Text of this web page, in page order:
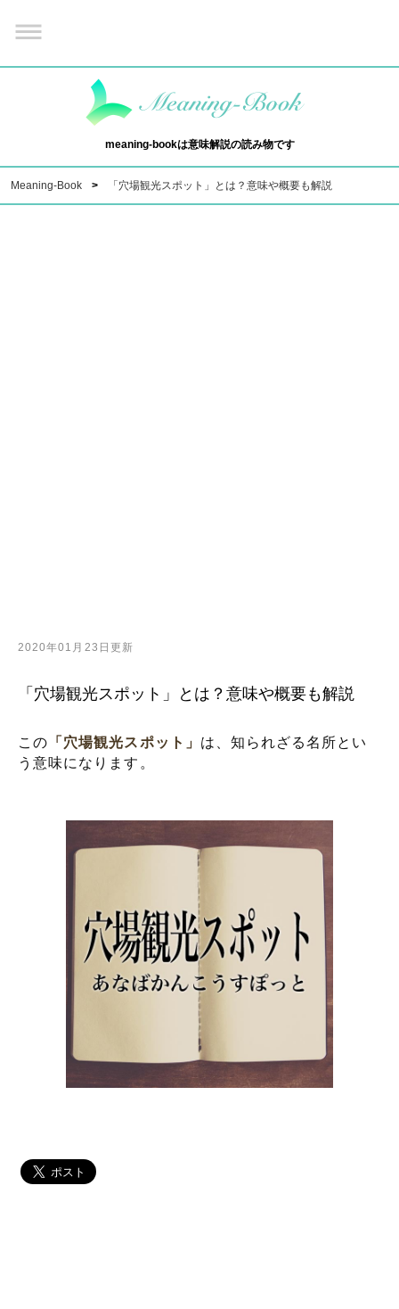
meaning-bookは意味解説の読み物です
Meaning-Book 「穴場観光スポット」とは？意味や概要も解説
2020年01月23日更新
「穴場観光スポット」とは？意味や概要も解説
この 「穴場観光スポット」 は、知られざる名所とい
う意味になります。